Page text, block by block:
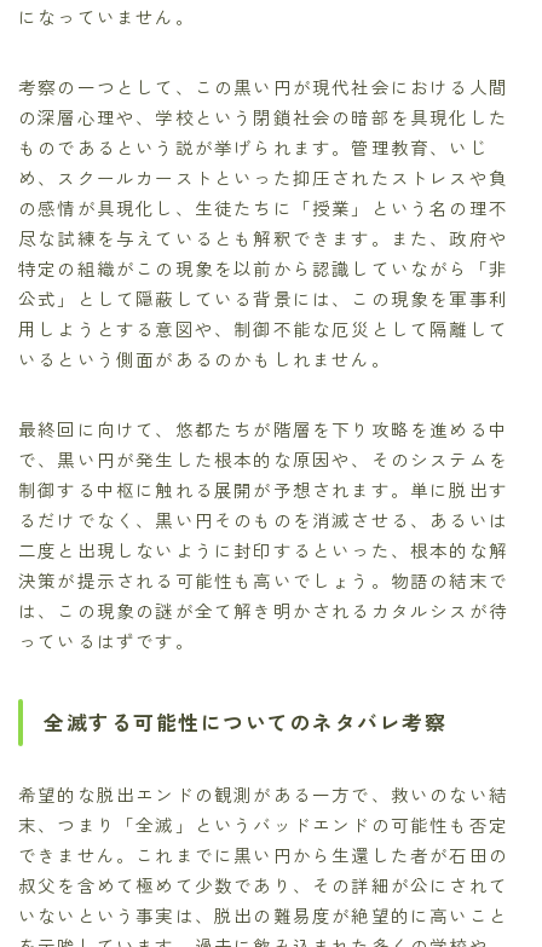
になっていません。
考察の一つとして、この黒い円が現代社会における人間
の深層心理や、学校という閉鎖社会の暗部を具現化した
ものであるという説が挙げられます。管理教育、いじ
め、スクールカーストといった抑圧されたストレスや負
の感情が具現化し、生徒たちに「授業」という名の理不
尽な試練を与えているとも解釈できます。また、政府や
特定の組織がこの現象を以前から認識していながら「非
公式」として隠蔽している背景には、この現象を軍事利
用しようとする意図や、制御不能な厄災として隔離して
いるという側面があるのかもしれません。
最終回に向けて、悠都たちが階層を下り攻略を進める中
で、黒い円が発生した根本的な原因や、そのシステムを
制御する中枢に触れる展開が予想されます。単に脱出す
るだけでなく、黒い円そのものを消滅させる、あるいは
二度と出現しないように封印するといった、根本的な解
決策が提示される可能性も高いでしょう。物語の結末で
は、この現象の謎が全て解き明かされるカタルシスが待
っているはずです。
全滅する可能性についてのネタバレ考察
希望的な脱出エンドの観測がある一方で、救いのない結
末、つまり「全滅」というバッドエンドの可能性も否定
できません。これまでに黒い円から生還した者が石田の
叔父を含めて極めて少数であり、その詳細が公にされて
いないという事実は、脱出の難易度が絶望的に高いこと